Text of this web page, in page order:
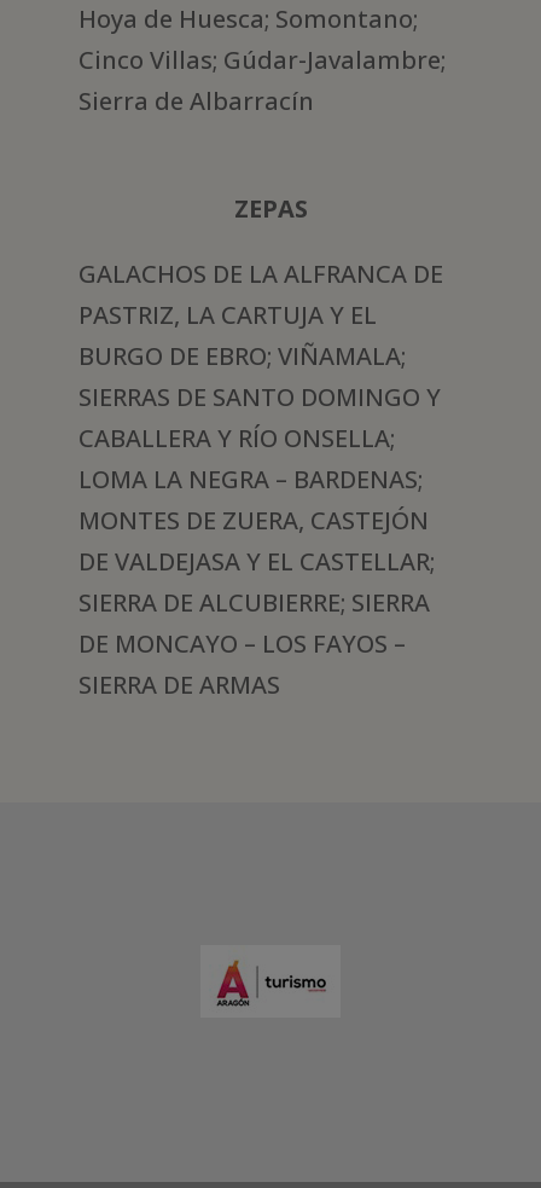
Hoya de Huesca; Somontano;
Cinco Villas; Gúdar-Javalambre;
Sierra de Albarracín
ZEPAS
GALACHOS DE LA ALFRANCA DE
PASTRIZ, LA CARTUJA Y EL
BURGO DE EBRO; VIÑAMALA;
SIERRAS DE SANTO DOMINGO Y
CABALLERA Y RÍO ONSELLA;
LOMA LA NEGRA – BARDENAS;
MONTES DE ZUERA, CASTEJÓN
DE VALDEJASA Y EL CASTELLAR;
SIERRA DE ALCUBIERRE; SIERRA
DE MONCAYO – LOS FAYOS –
SIERRA DE ARMAS